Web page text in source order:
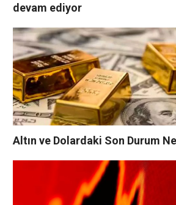
devam ediyor
Altın ve Dolardaki Son Durum